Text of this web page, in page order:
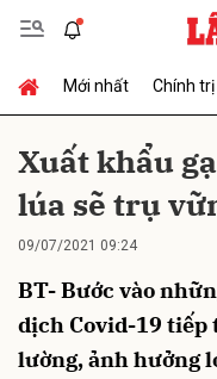
Mới nhất Chính trị
Xuất khẩu
lúa sẽ trụ
09/07/2021 09:24
BT- Bước vào
dịch Covid-19 tiếp
lường, ảnh hưởng
Gửi bình luận